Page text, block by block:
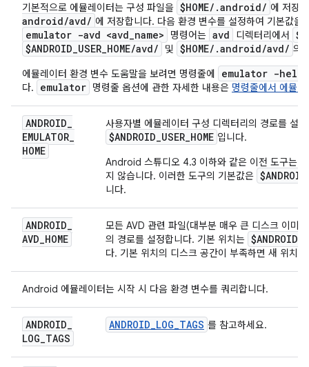
기본적으로 에뮬레이터는 구성 파일을 $HOME/ .android/ 에 저장
android/avd/ 에 저장합니다. 다음 환경 변수를 설정하여 기본값을
emulator -avd <avd_name> 명령어는 avd 디렉터리에서
$ANDROID_USER_HOME/avd/ 및 $HOME/ .android/avd/ 의
에뮬레이터 환경 변수 도움말을 보려면 명령줄에
emulator -
다. emulator 명령줄 옵션에 관한 자세한 내용은 명령줄에서 에뮬
ANDROID_
EMULATOR_
HOME
사용자별 에뮬레이터 구성 디렉터리의 경로를 설
$ANDROID_USER_HOME 입니다.
Android 스튜디오 4.3 이하와 같은 이전 도구는
지 않습니다. 이러한 도구의 기본값은
니다.
ANDROID_
AVD_HOME
모든 AVD 관련 파일(대부분 매우 큰 디스크 이미
의 경로를 설정합니다. 기본 위치는 $ANDROID
다. 기본 위치의 디스크 공간이 부족하면 새 위치
Android 에뮬레이터는 시작 시 다음 환경 변수를 쿼리합니다.
ANDROID_
LOG_TAGS
ANDROID_LOG_TAGS 를 참고하세요.